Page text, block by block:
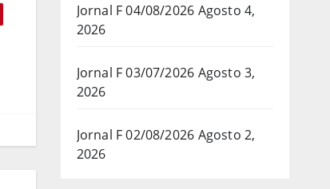
Jornal F 04/08/2026 Agosto 4,
2026
Jornal F 03/07/2026 Agosto 3,
2026
Jornal F 02/08/2026 Agosto 2,
2026